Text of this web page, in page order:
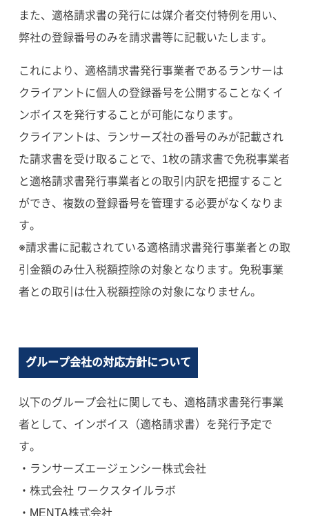
また、適格請求書の発行には媒介者交付特例を用い、
弊社の登録番号のみを請求書等に記載いたします。
これにより、適格請求書発行事業者であるランサーは
クライアントに個人の登録番号を公開することなくイ
ンボイスを発行することが可能になります。
クライアントは、ランサーズ社の番号のみが記載され
た請求書を受け取ることで、1枚の請求書で免税事業者
と適格請求書発行事業者との取引内訳を把握すること
ができ、複数の登録番号を管理する必要がなくなりま
す。
※請求書に記載されている適格請求書発行事業者との取
引金額のみ仕入税額控除の対象となります。免税事業
者との取引は仕入税額控除の対象になりません。
グループ会社の対応方針について
以下のグループ会社に関しても、適格請求書発行事業
者として、インボイス（適格請求書）を発行予定で
す。
・ランサーズエージェンシー株式会社
・株式会社 ワークスタイルラボ
・MENTA株式会社